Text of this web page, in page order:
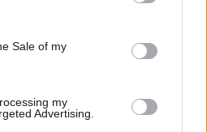
and its third-party tags to
purposes in below Google
Sale of my
my
Advertising.